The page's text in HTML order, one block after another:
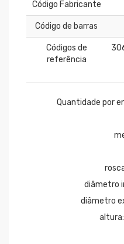
Código Fabricante
Código de barras
Códigos de
referência
Quantidade por
diâmetro
diâmetro